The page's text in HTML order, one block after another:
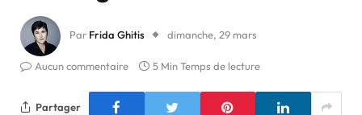
Par Frida Ghitis dimanche, 29 mars
Aucun commentaire 5 Min Temps de lecture
Partager